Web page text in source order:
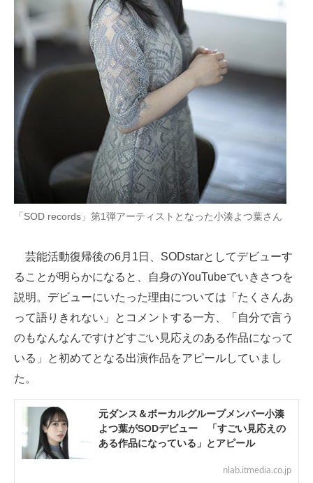
「SOD records」第1弾アーティストとなった小湊よつ葉さん
芸能活動復帰後の6月1日、SODstarとしてデビューす
ることが明らかになると、自身のYouTubeでいきさつを
説明。デビューにいたった理由については「たくさんあ
って語りきれない」とコメントする一方、「自分で言う
のもなんなんですけどすごい見応えのある作品になって
いる」と初めてとなる出演作品をアピールしていまし
た。
元ダンス＆ボーカルグループメンバー小湊
よつ葉がSODデビュー 「すごい見応えの
ある作品になっている」とアピール
nlab.itmedia.co.jp